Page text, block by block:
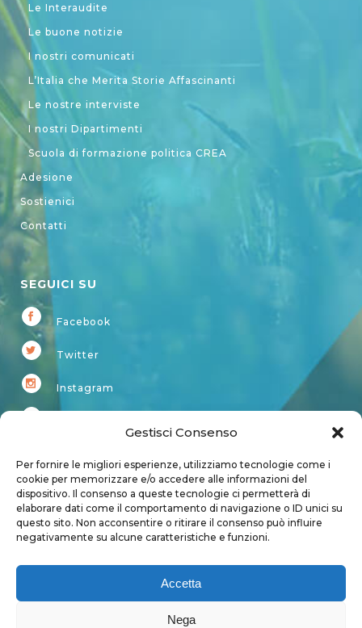
Gestisci Consenso
Per fornire le migliori esperienze, utilizziamo tecnologie come i
cookie per memorizzare e/o accedere alle informazioni del
dispositivo. Il consenso a queste tecnologie ci permetterà di
elaborare dati come il comportamento di navigazione o ID unici su
questo sito. Non acconsentire o ritirare il consenso può influire
negativamente su alcune caratteristiche e funzioni.
Accetta
Nega
Le Interaudite
Le buone notizie
I nostri comunicati
L’Italia che Merita Storie Affascinanti
Le nostre interviste
I nostri Dipartimenti
Scuola di formazione politica CREA
Adesione
Sostienici
Contatti
SEGUICI SU
Facebook
Twitter
Instagram
Account
Login